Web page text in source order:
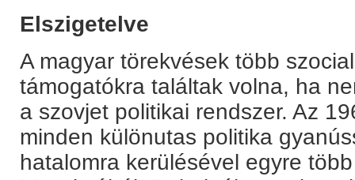
Elszigetelve
A magyar törekvések több
támogatókra találtak volna, ha
a szovjet politikai rendszer. Az
minden különutas politika
hatalomra kerülésével egyre